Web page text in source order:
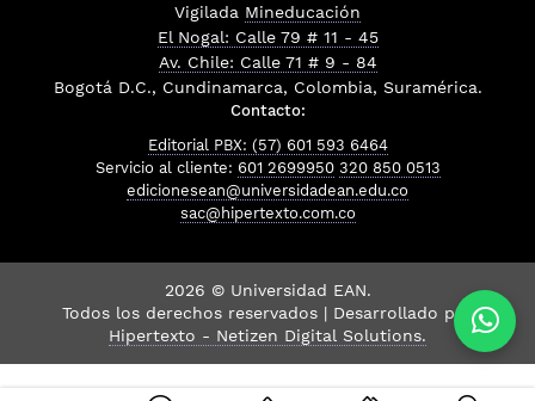
Vigilada Mineducación
El Nogal: Calle 79 # 11 - 45
Av. Chile: Calle 71 # 9 - 84
Bogotá D.C., Cundinamarca, Colombia, Suramérica.
Contacto:
Editorial PBX: (57) 601 593 6464
Servicio al cliente: 601 2699950 320 850 0513
edicionesean@universidadean.edu.co
sac@hipertexto.com.co
2026 © Universidad EAN.
Todos los derechos reservados | Desarrollado por
Hipertexto - Netizen Digital Solutions.